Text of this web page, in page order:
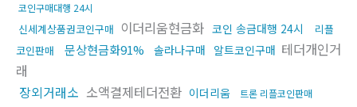
코인구매대행 24시
신세계상품권코인구매 이더리움현금화 코인 송금대행 24시
리플
코인판매
문상현금화91% 솔라나구매 알트코인구매 테더개인거
래
장외거래소 소액결제테더전환 이더리움
트론 리플코인판매